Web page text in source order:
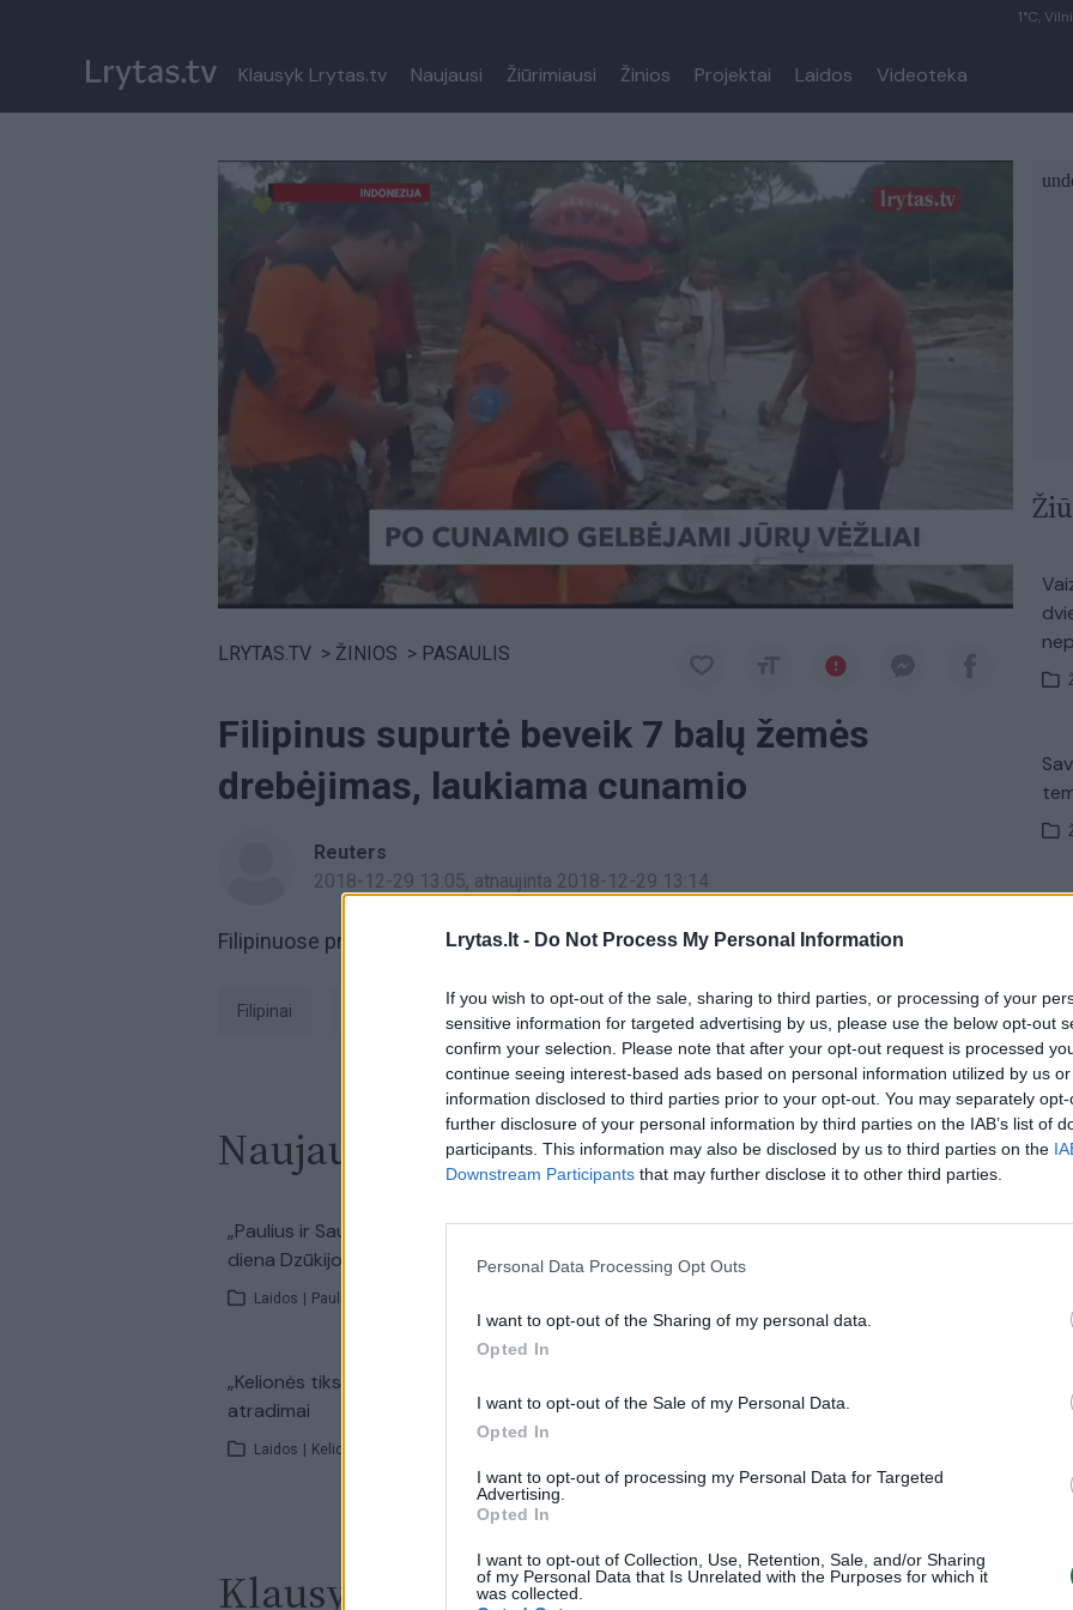
Lrytas.lt - Do Not Process My Personal Information
If you wish to opt-out of the sale, sharing to third parties, or processing of your
sensitive information for targeted advertising by us, please use the below opt-out
confirm your selection. Please note that after your opt-out request is processed
continue seeing interest-based ads based on personal information utilized by us
information disclosed to third parties prior to your opt-out. You may separately
further disclosure of your personal information by third parties on the IAB’s list of
participants. This information may also be disclosed by us to third parties on the
Downstream Participants that may further disclose it to other third parties.
Personal Data Processing Opt Outs
I want to opt-out of the Sharing of my personal data.
Opted In
I want to opt-out of the Sale of my Personal Data.
Opted In
I want to opt-out of processing my Personal Data for Targeted
Advertising.
Opted In
I want to opt-out of Collection, Use, Retention, Sale, and/or Sharing
of my Personal Data that Is Unrelated with the Purposes for which it
was collected.
1°C,
Klausyk Lrytas.tv Naujausi Žiūrimiausi Žinios Projektai Laidos Videoteka
Paremkite Ukrainą
LRYTAS.TV > ŽINIOS > PASAULIS
Filipinus supurtė beveik 7 balų žemės
drebėjimas, laukiama cunamio
Reuters
2018-12-29 13:05, atnaujinta 2018-12-29 13:14
Filipinuose prie Mindanao salos įvyko beveik 7 balųžemės drebėjimas.
Filipinai žemės drebėjimas drebėjimas tik Lrytas.TV
Naujausi įrašai Visi įrašai
00:22:15
„Paulius ir Saulius“ – ypatingai karšta
diena Dzūkijos ežere ir aktyvi karšių žūklė
Laidos | Paulius ir Saulius
00:00:34
Kyjivas po naktinės atakos: liepsnos
apėmė pastatus
„Kelionės tikslas“ – Birštono ir Širvintų
atradimai
Laidos | Kelionės tikslas
orientuotis, judėti ir priimti sprendimus
Laidos | Išlikti rytojui
Klausyk Lrytas.TV